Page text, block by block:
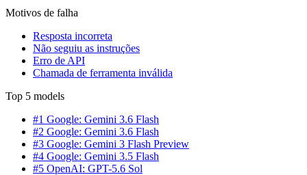
Motivos de falha
Resposta incorreta
Não seguiu as instruções
Erro de API
Chamada de ferramenta inválida
Top 5 models
#1 Google: Gemini 3.6 Flash
#2 Google: Gemini 3.6 Flash
#3 Google: Gemini 3 Flash Preview
#4 Google: Gemini 3.5 Flash
#5 OpenAI: GPT-5.6 Sol